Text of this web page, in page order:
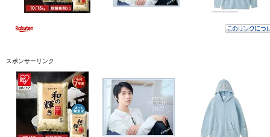
スポンサーリンク